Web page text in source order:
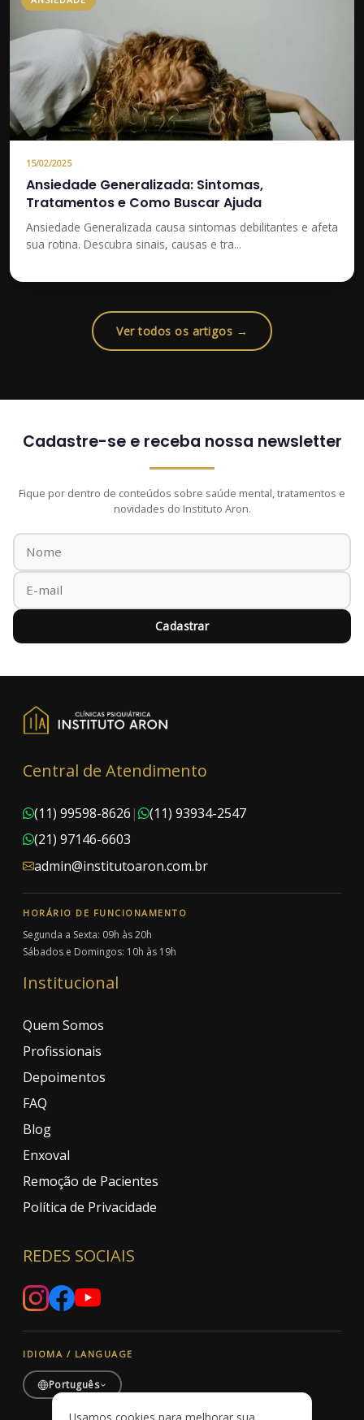
15/02/2025
Ansiedade Generalizada: Sintomas,
Tratamentos e Como Buscar Ajuda
Ansiedade Generalizada causa sintomas debilitantes e afeta
sua rotina. Descubra sinais, causas e tra...
Ver todos os artigos →
Cadastre-se e receba nossa newsletter
Fique por dentro de conteúdos sobre saúde mental, tratamentos e
novidades do Instituto Aron.
Cadastrar
Central de Atendimento
(11) 99598-8626 |
(11) 93934-2547
(21) 97146-6603
admin@institutoaron.com.br
HORÁRIO DE FUNCIONAMENTO
Segunda a Sexta: 09h às 20h
Sábados e Domingos: 10h às 19h
Institucional
Quem Somos
Profissionais
Depoimentos
FAQ
Blog
Enxoval
Remoção de Pacientes
Política de Privacidade
REDES SOCIAIS
IDIOMA / LANGUAGE
Português